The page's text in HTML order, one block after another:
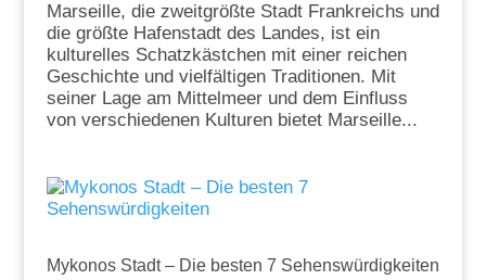
Marseille, die zweitgrößte Stadt Frankreichs und
die größte Hafenstadt des Landes, ist ein
kulturelles Schatzkästchen mit einer reichen
Geschichte und vielfältigen Traditionen. Mit
seiner Lage am Mittelmeer und dem Einfluss
von verschiedenen Kulturen bietet Marseille...
Mykonos Stadt – Die besten 7 Sehenswürdigkeiten